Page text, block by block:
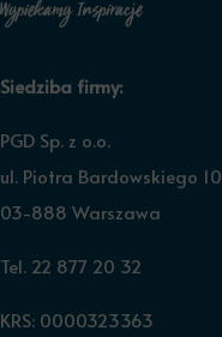
Siedziba firmy:
PGD Sp. z o.o.
ul. Piotra Bardowskiego 10
03-888 Warszawa
Tel. 22 877 20 32
KRS: 0000323363